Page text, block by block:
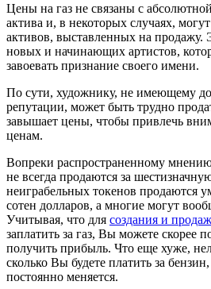
Цены на газ не связаны с
актива и, в некоторых случаях,
активов, выставленных на продажу.
новых и начинающих артистов,
завоевать признание своего имени.
По сути, художнику, не имеющему
репутации, может быть трудно
завышает цены, чтобы привлечь
ценам.
Вопреки распространенному
не всегда продаются за
неиграбельных токенов продаются
сотен долларов, а многие могут
Учитывая, что для создания и
заплатить за газ, Вы можете скорее
получить прибыль. Что еще хуже,
сколько Вы будете платить за
постоянно меняется.